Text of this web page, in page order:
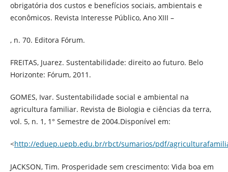
obrigatória dos custos e benefícios sociais, ambientais e
econômicos. Revista Interesse Público, Ano XIII –
, n. 70. Editora Fórum.
FREITAS, Juarez. Sustentabilidade: direito ao futuro. Belo
Horizonte: Fórum, 2011.
GOMES, Ivar. Sustentabilidade social e ambiental na
agricultura familiar. Revista de Biologia e ciências da terra,
vol. 5, n. 1, 1° Semestre de 2004.Disponível em:
<http://eduep.uepb.edu.br/rbct/sumarios/pdf/
JACKSON, Tim. Prosperidade sem crescimento: Vida boa em